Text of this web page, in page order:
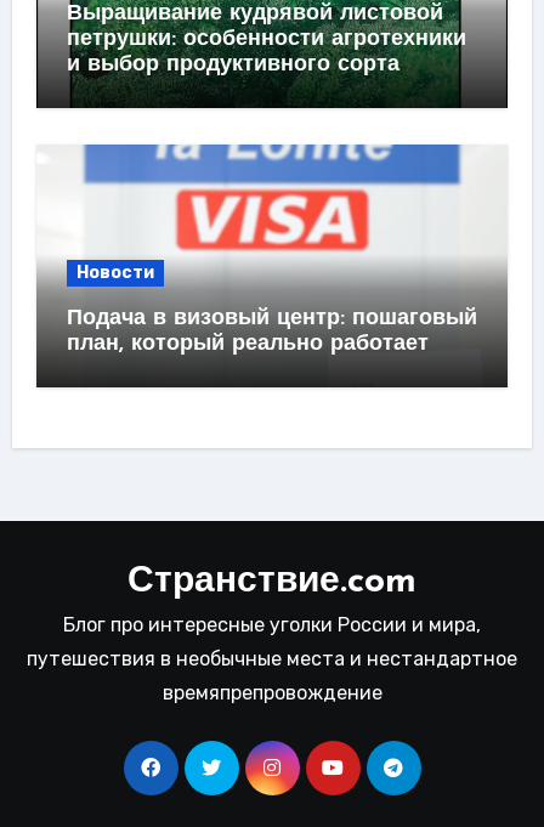
Выращивание кудрявой листовой
петрушки: особенности агротехники
и выбор продуктивного сорта
Новости
Подача в визовый центр: пошаговый
план, который реально работает
Странствие.com
Блог про интересные уголки России и мира,
путешествия в необычные места и нестандартное
времяпрепровождение